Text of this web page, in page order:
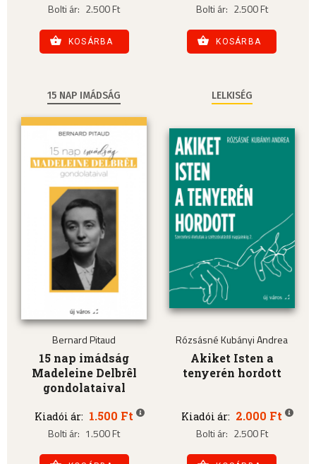
Bolti ár: 2.500 Ft
KOSÁRBA
Bolti ár: 2.500 Ft
KOSÁRBA
15 NAP IMÁDSÁG
Bernard Pitaud
15 nap imádság
Madeleine Delbrêl
gondolataival
Kiadói ár: 1.500 Ft
Bolti ár: 1.500 Ft
LELKISÉG
Rózsásné Kubányi Andrea
Akiket Isten a
tenyerén hordott
Kiadói ár: 2.000 Ft
Bolti ár: 2.500 Ft